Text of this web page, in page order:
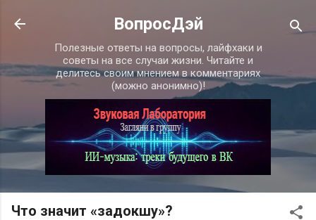
К основному контенту
ВопросДэй
Полезные ответы на вопросы, лайфхаки и
советы на все случаи жизни. Читайте и
делитесь своим мнением в комментариях
(можно анонимно)!
Что значит «задокшу»?